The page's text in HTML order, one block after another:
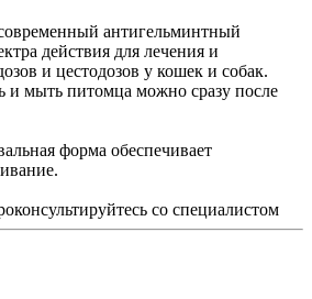
антигельминтный
действия для лечения и
и цестодозов у кошек и собак.
и мыть питомца можно сразу после
форма обеспечивает
со специалистом